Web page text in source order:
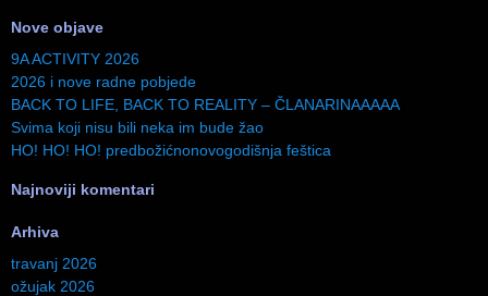
Nove objave
9A ACTIVITY 2026
2026 i nove radne pobjede
BACK TO LIFE, BACK TO REALITY – ČLANARINAAAAA
Svima koji nisu bili neka im bude žao
HO! HO! HO! predbožićnonovogodišnja feštica
Najnoviji komentari
Arhiva
travanj 2026
ožujak 2026